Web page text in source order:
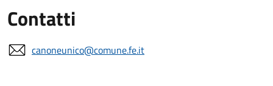
Contatti
canoneunico@comune.fe.it